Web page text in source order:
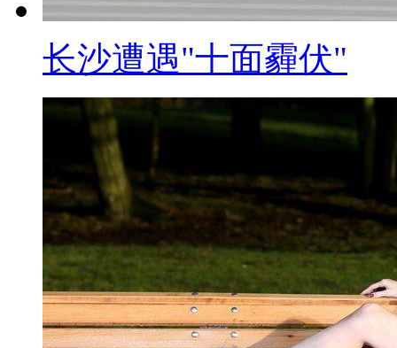
标题：6.22上海宝山枪击案
【解说】如果说医生贩卖婴儿
宝山枪击案”的被告范杰明，则
二中级人民法院公开开庭审理
抢劫、抢劫枪支、非法买卖枪
发指的是，这位63的老人仅仅
成6人死亡、4人受伤的严重后
对象的老年人竟然如此凶恶，必
标题: 圆仔惹人爱 人潮挤爆
长沙遭遇"十面霾伏"